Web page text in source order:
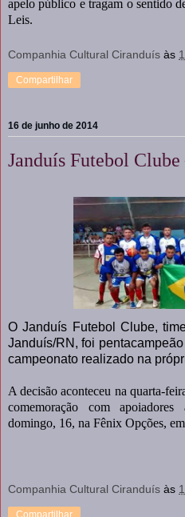
apelo público e tragam o sentido
Leis.
Companhia Cultural Ciranduís às
Compartilhar
16 de junho de 2014
Janduís Futebol Clube
O Janduís Futebol Clube,
Janduís/RN, foi
campeonato realizado na
A decisão aconteceu na quarta-
comemoração com
domingo, 16, na Fênix Opções,
Companhia Cultural Ciranduís às